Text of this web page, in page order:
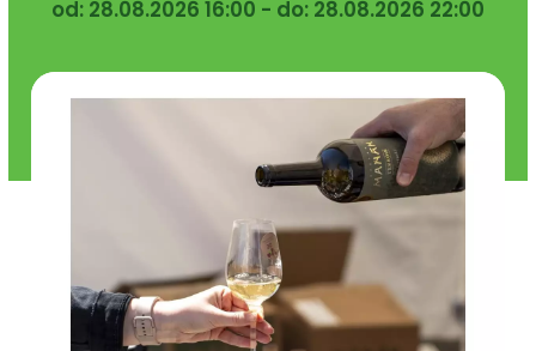
od: 28.08.2026 16:00 - do: 28.08.2026 22:00